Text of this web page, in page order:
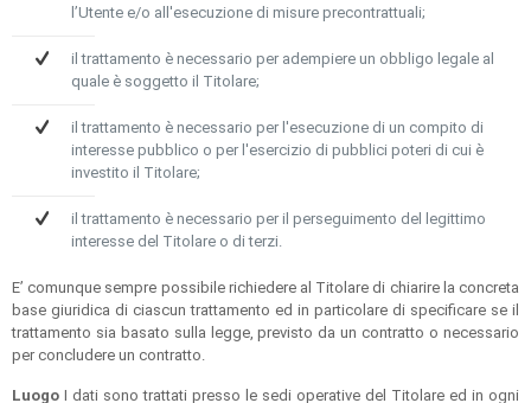
l’Utente e/o all'esecuzione di misure precontrattuali;
il trattamento è necessario per adempiere un obbligo legale al
quale è soggetto il Titolare;
il trattamento è necessario per l'esecuzione di un compito di
interesse pubblico o per l'esercizio di pubblici poteri di cui è
investito il Titolare;
il trattamento è necessario per il perseguimento del legittimo
interesse del Titolare o di terzi.
E’ comunque sempre possibile richiedere al Titolare di chiarire la concreta
base giuridica di ciascun trattamento ed in particolare di specificare se il
trattamento sia basato sulla legge, previsto da un contratto o necessario
per concludere un contratto.
Luogo I dati sono trattati presso le sedi operative del Titolare ed in ogni